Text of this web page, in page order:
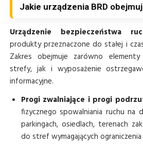
Jakie urządzenia BRD
Urządzenie bezpieczeństwa
produkty przeznaczone do stałej i
Zakres obejmuje zarówno
strefy, jak i wyposażenie
informacyjne.
Progi zwalniające i progi
fizycznego spowalniania ruchu na
parkingach, osiedlach, terenach
do stref wymagających